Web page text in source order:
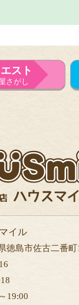
スト
さがし
イル
徳島市佐古二番町
19:00